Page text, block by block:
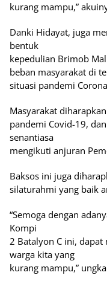
kurang mampu,”
Danki Hidayat, juga
bentuk
kepedulian Brimob
beban masyarakat di
situasi pandemi
Masyarakat
pandemi Covid-19,
senantiasa
mengikuti anjuran
Baksos ini juga
silaturahmi yang baik
“Semoga dengan
Kompi
2 Batalyon C ini,
warga kita yang
kurang mampu,”